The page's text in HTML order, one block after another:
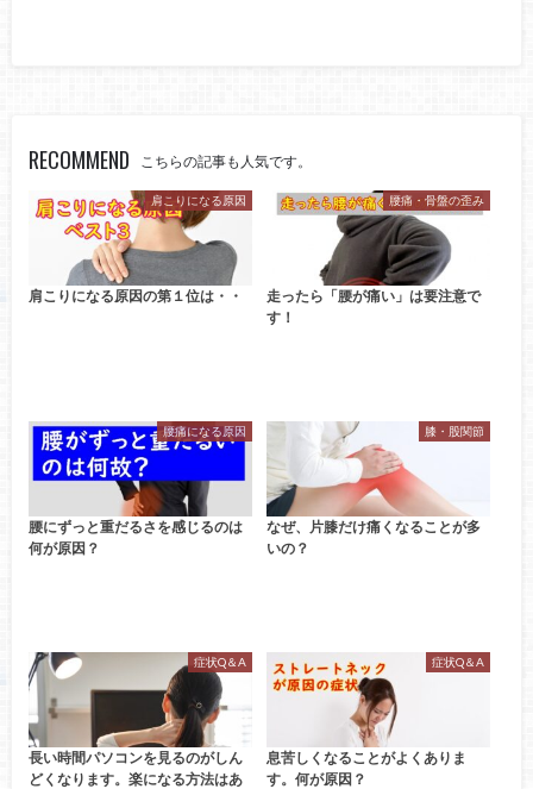
RECOMMEND こちらの記事も人気です。
肩こりになる原因
肩こりになる原因の第１位は・・
腰痛・骨盤の歪み
走ったら「腰が痛い」は要注意で
す！
腰痛になる原因
腰にずっと重だるさを感じるのは
何が原因？
膝・股関節
なぜ、片膝だけ痛くなることが多
いの？
症状Q＆A
長い時間パソコンを見るのがしん
どくなります。楽になる方法はあ
症状Q＆A
息苦しくなることがよくありま
す。何が原因？